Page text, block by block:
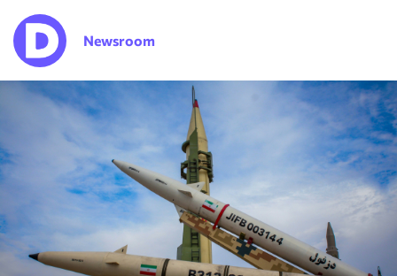
Newsroom